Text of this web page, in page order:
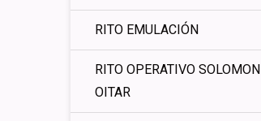
RITO EMULACIÓN
RITO OPERATIVO SOLOMON
OITAR